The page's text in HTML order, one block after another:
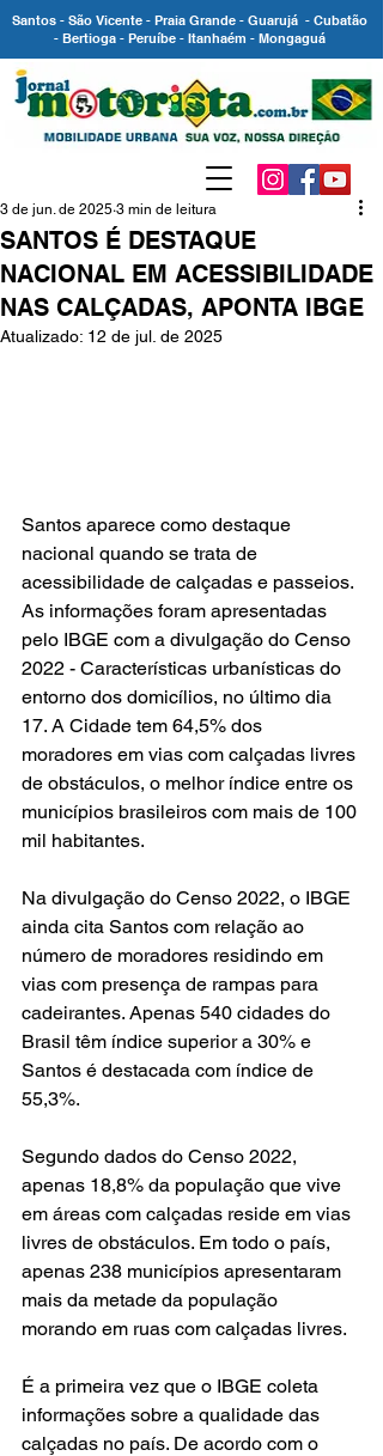
Santos - São Vicente - Praia Grande - Guarujá - Cubatão
- Bertioga - Peruíbe - Itanhaém - Mongaguá
SANTOS É DESTAQUE
NACIONAL EM ACESSIBILIDADE
NAS CALÇADAS, APONTA IBGE
3 de jun. de 2025 3 min de leitura
Atualizado: 12 de jul. de 2025
Santos aparece como destaque
nacional quando se trata de
acessibilidade de calçadas e passeios.
As informações foram apresentadas
pelo IBGE com a divulgação do Censo
2022 - Características urbanísticas do
entorno dos domicílios, no último dia
17. A Cidade tem 64,5% dos
moradores em vias com calçadas livres
de obstáculos, o melhor índice entre os
municípios brasileiros com mais de 100
mil habitantes.
Na divulgação do Censo 2022, o IBGE
ainda cita Santos com relação ao
número de moradores residindo em
vias com presença de rampas para
cadeirantes. Apenas 540 cidades do
Brasil têm índice superior a 30% e
Santos é destacada com índice de
55,3%.
Segundo dados do Censo 2022,
apenas 18,8% da população que vive
em áreas com calçadas reside em vias
livres de obstáculos. Em todo o país,
apenas 238 municípios apresentaram
mais da metade da população
morando em ruas com calçadas livres.
É a primeira vez que o IBGE coleta
informações sobre a qualidade das
calçadas no país. De acordo com o